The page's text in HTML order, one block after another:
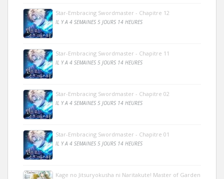
Star-Embracing Swordmaster - Chapitre 12
IL Y A 4 SEMAINES 5 JOURS 14 HEURES
Star-Embracing Swordmaster - Chapitre 11
IL Y A 4 SEMAINES 5 JOURS 14 HEURES
Star-Embracing Swordmaster - Chapitre 02
IL Y A 4 SEMAINES 5 JOURS 14 HEURES
Star-Embracing Swordmaster - Chapitre 01
IL Y A 4 SEMAINES 5 JOURS 14 HEURES
Kage no Jitsuryokusha ni Naritakute! Master of Garden